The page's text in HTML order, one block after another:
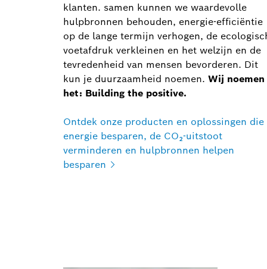
klanten. samen kunnen we waardevolle
hulpbronnen behouden, energie-efficiëntie
op de lange termijn verhogen, de
voetafdruk verkleinen en het welzijn en de
tevredenheid van mensen bevorderen. Dit
kun je duurzaamheid noemen. Wij noemen
het: Building the positive.
Ontdek onze producten en oplossingen die
energie besparen, de CO₂-uitstoot
verminderen en hulpbronnen helpen
besparen